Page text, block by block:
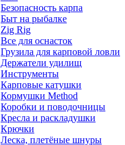
Безопасность карпа
Быт на рыбалке
Zig Rig
Все для оснасток
Грузила для карповой ловли
Держатели удилищ
Инструменты
Карповые катушки
Кормушки Method
Коробки и поводочницы
Кресла и раскладушки
Крючки
Леска, плетёные шнуры